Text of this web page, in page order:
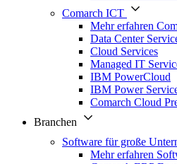
Comarch ICT
Mehr erfahren
Data Center
Cloud Services
Managed IT
IBM PowerCloud
IBM Power
Comarch Cloud
Branchen
Software für große
Mehr erfahren